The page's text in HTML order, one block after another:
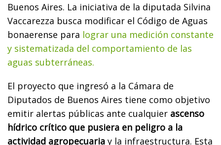
Buenos Aires. La iniciativa de la diputada Silvina
Vaccarezza busca modificar el Código de Aguas
bonaerense para lograr una medición constante
y sistematizada del comportamiento de las
aguas subterráneas.
El proyecto que ingresó a la Cámara de
Diputados de Buenos Aires tiene como objetivo
emitir alertas públicas ante cualquier ascenso
hídrico crítico que pusiera en peligro a la
actividad agropecuaria y la infraestructura. Esta